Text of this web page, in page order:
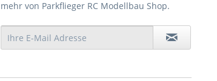
mehr von Parkflieger RC Modellbau Shop.